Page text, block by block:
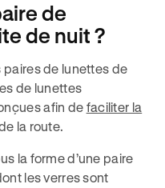
de
de nuit ?
paires de lunettes de
de lunettes
afin de faciliter la
la route.
la forme d’une paire
les verres sont